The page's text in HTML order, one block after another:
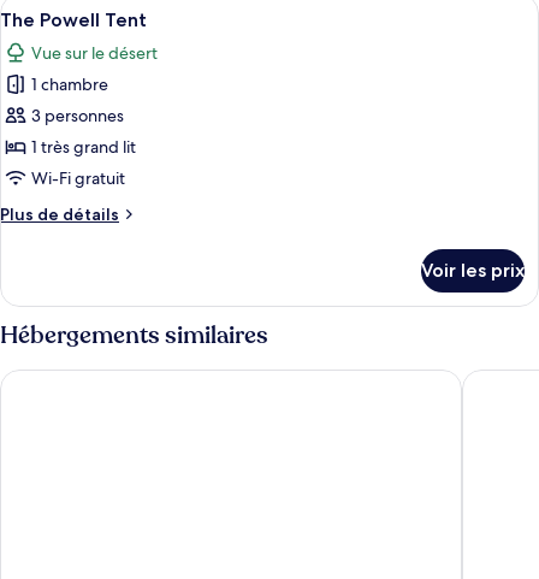
Tent
de
chambre
The
Josey
Wales
Tent
Afficher
toutes
les
photos
pour
ce
type
chambre :
Tent
6
The Powell Tent
Vue sur le désert
1 chambre
3 personnes
1 très grand lit
Wi-Fi gratuit
Plus de détails
Plus
le
type
de
chambre
The
Voir les prix
Hébergements similaires
Parry Lodge Comfort